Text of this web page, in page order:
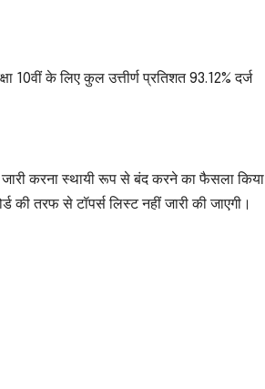
10वीं के लिए कुल उत्तीर्ण प्रतिशत 93.12% दर्ज
जारी करना स्थायी रूप से बंद करने का फैसला किया
की तरफ से टॉपर्स लिस्ट नहीं जारी की जाएगी।